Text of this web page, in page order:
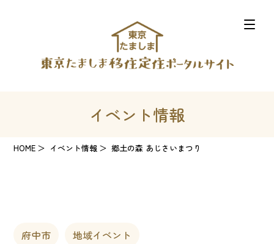
イベント情報
HOME イベント情報 郷土の森 あじさいまつり
府中市 地域イベント